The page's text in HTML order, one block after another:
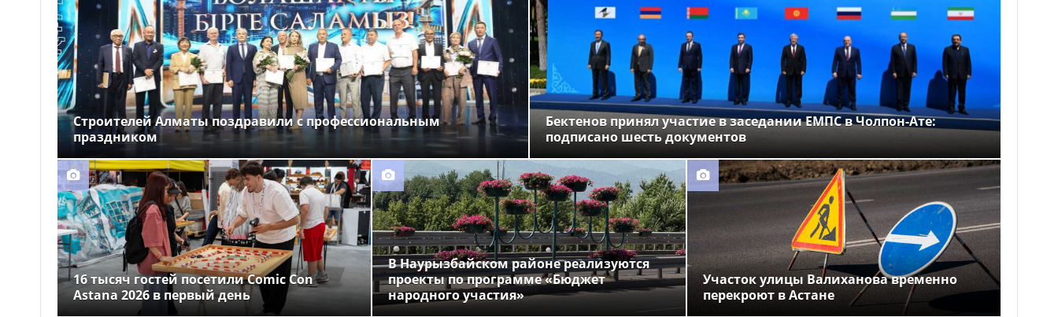
Кызылординской области:
задержаны 13 человек
10:16
Директора казахстанских
школ изучили опыт Китая по
внедрению ИИ в образование
Строителей Алматы поздравили с профессиональным
праздником
Бектенов принял участие в заседании ЕМПС в Чолпон-Ате:
подписано шесть документов
16 тысяч гостей посетили Comic Con
Astana 2026 в первый день
В Наурызбайском районе реализуются
проекты по программе «Бюджет
народного участия»
Участок улицы Валиханова временно
перекроют в Астане